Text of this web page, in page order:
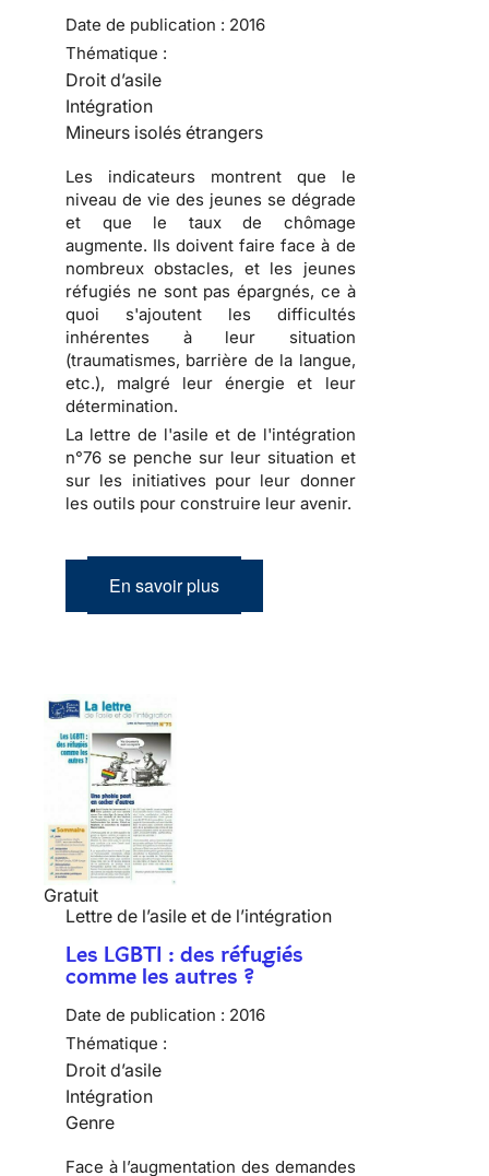
Date de publication : 2016
Thématique :
Droit d’asile
Intégration
Mineurs isolés étrangers
Les indicateurs montrent que le
niveau de vie des jeunes se dégrade
et que le taux de chômage
augmente. Ils doivent faire face à de
nombreux obstacles, et les jeunes
réfugiés ne sont pas épargnés, ce à
quoi s'ajoutent les difficultés
inhérentes à leur situation
(traumatismes, barrière de la langue,
etc.), malgré leur énergie et leur
détermination.
La lettre de l'asile et de l'intégration
n°76 se penche sur leur situation et
sur les initiatives pour leur donner
les outils pour construire leur avenir.
En savoir plus
Gratuit
Lettre de l’asile et de l’intégration
Les LGBTI : des réfugiés
comme les autres ?
Date de publication : 2016
Thématique :
Droit d’asile
Intégration
Genre
Face à l’augmentation des demandes